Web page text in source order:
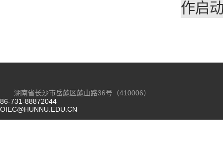
作启
湖南省长沙市岳麓区麓山路36号（410006）
86-731-88872044
OIEC@HUNNU.EDU.CN